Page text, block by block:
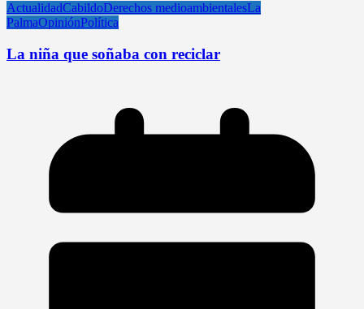
ActualidadCabildoDerechos medioambientalesLa
PalmaOpiniónPolítica
La niña que soñaba con reciclar